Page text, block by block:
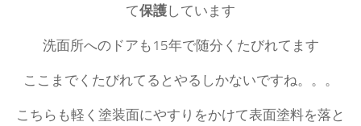
て保護しています
洗面所へのドアも15年で随分くたびれてます
ここまでくたびれてるとやるしかないですね。。。
こちらも軽く塗装面にやすりをかけて表面塗料を落と